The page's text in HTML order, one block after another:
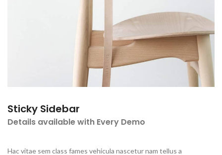
Sticky Sidebar
Details available with Every Demo
Hac vitae sem class fames vehicula nascetur nam tellus a